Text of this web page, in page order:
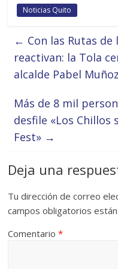
Noticias Quito
← Con las Rutas
reactivan: la Tola
alcalde Pabel Muñoz
Más de 8 mil
desfile «Los Chillos
Fest» →
Deja una
Tu dirección de correo
campos obligatorios
Comentario*